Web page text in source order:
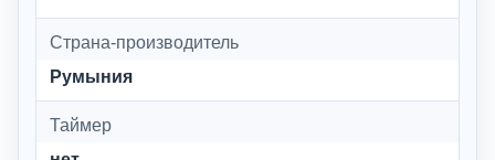
Страна-производитель
Румыния
Таймер